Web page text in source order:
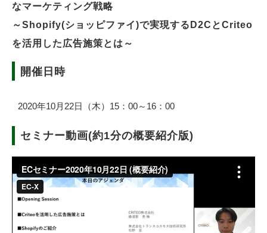
なマーケティング戦略
～Shopify(ショッピファイ)で実現するD2CとCriteo
を活用した広告施策とは～
開催日時
2020年10月22日（木）15：00～16：00
セミナー動画(約1分の概要紹介版)